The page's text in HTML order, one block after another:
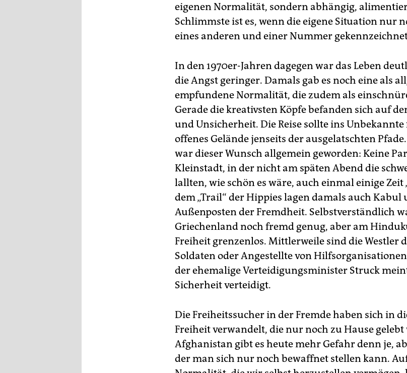
eigenen Normalität, sondern abhängig,
Schlimmste ist es, wenn die eigene Situation nur
eines anderen und einer Nummer
In den 1970er-Jahren dagegen war das Leben
die Angst geringer. Damals gab es noch eine als
empfundene Normalität, die zudem als
Gerade die kreativsten Köpfe befanden sich auf
und Unsicherheit. Die Reise sollte ins
offenes Gelände jenseits der ausgelatschten
war dieser Wunsch allgemein geworden: Keine
Kleinstadt, in der nicht am späten Abend die
lallten, wie schön es wäre, auch einmal einige Zeit
dem „Trail“ der Hippies lagen damals auch Kabul
Außenposten der Fremdheit. Selbstverständlich
Griechenland noch fremd genug, aber am
Freiheit grenzenlos. Mittlerweile sind die Westler
Soldaten oder Angestellte von
der ehemalige Verteidigungsminister Struck
Sicherheit verteidigt.
Die Freiheitssucher in der Fremde haben sich in
Freiheit verwandelt, die nur noch zu Hause
Afghanistan gibt es heute mehr Gefahr denn je,
der man sich nur noch bewaffnet stellen kann.